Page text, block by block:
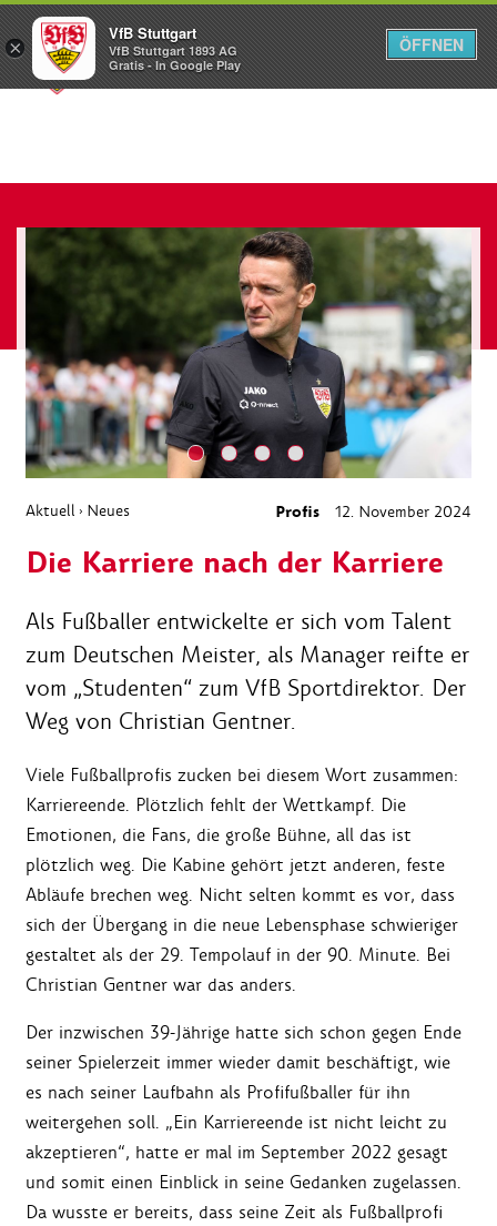
Menü
Aktuell › Neues Profis 12. November 2024
Die Karriere nach der Karriere
Als Fußballer entwickelte er sich vom Talent
zum Deutschen Meister, als Manager reifte er
vom „Studenten“ zum VfB Sportdirektor. Der
Weg von Christian Gentner.
Viele Fußballprofis zucken bei diesem Wort zusammen:
Karriereende. Plötzlich fehlt der Wettkampf. Die
Emotionen, die Fans, die große Bühne, all das ist
plötzlich weg. Die Kabine gehört jetzt anderen, feste
Abläufe brechen weg. Nicht selten kommt es vor, dass
sich der Übergang in die neue Lebensphase schwieriger
gestaltet als der 29. Tempolauf in der 90. Minute. Bei
Christian Gentner war das anders.
Der inzwischen 39-Jährige hatte sich schon gegen Ende
seiner Spielerzeit immer wieder damit beschäftigt, wie
es nach seiner Laufbahn als Profifußballer für ihn
weitergehen soll. „Ein Karriereende ist nicht leicht zu
akzeptieren“, hatte er mal im September 2022 gesagt
und somit einen Einblick in seine Gedanken zugelassen.
Da wusste er bereits, dass seine Zeit als Fußballprofi
×
VfB Stuttgart
VfB Stuttgart 1893 AG
Gratis - In Google Play
ÖFFNEN